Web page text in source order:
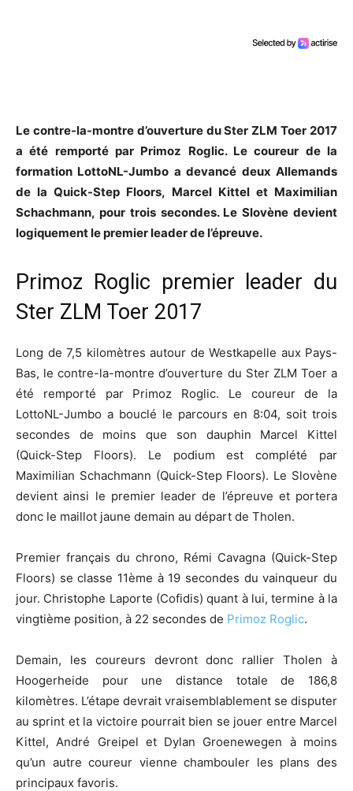
Le contre-la-montre d’ouverture du Ster ZLM Toer 2017
a été remporté par Primoz Roglic. Le coureur de la
formation LottoNL-Jumbo a devancé deux Allemands
de la Quick-Step Floors, Marcel Kittel et Maximilian
Schachmann, pour trois secondes. Le Slovène devient
logiquement le premier leader de l’épreuve.
Primoz Roglic premier leader du
Ster ZLM Toer 2017
Long de 7,5 kilomètres autour de Westkapelle aux Pays-
Bas, le contre-la-montre d’ouverture du Ster ZLM Toer a
été remporté par Primoz Roglic. Le coureur de la
LottoNL-Jumbo a bouclé le parcours en 8:04, soit trois
secondes de moins que son dauphin Marcel Kittel
(Quick-Step Floors). Le podium est complété par
Maximilian Schachmann (Quick-Step Floors). Le Slovène
devient ainsi le premier leader de l’épreuve et portera
donc le maillot jaune demain au départ de Tholen.
Premier français du chrono, Rémi Cavagna (Quick-Step
Floors) se classe 11ème à 19 secondes du vainqueur du
jour. Christophe Laporte (Cofidis) quant à lui, termine à la
vingtième position, à 22 secondes de Primoz Roglic.
Demain, les coureurs devront donc rallier Tholen à
Hoogerheide pour une distance totale de 186,8
kilomètres. L’étape devrait vraisemblablement se disputer
au sprint et la victoire pourrait bien se jouer entre Marcel
Kittel, André Greipel et Dylan Groenewegen à moins
qu’un autre coureur vienne chambouler les plans des
principaux favoris.